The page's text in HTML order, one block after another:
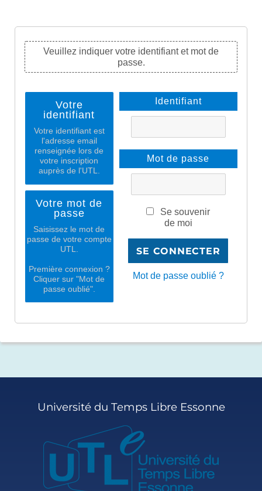
Veuillez indiquer votre identifiant et mot de
passe.
Votre
identifiant
Votre identifiant est
l'adresse email
renseignée lors de
votre inscription
auprès de l'UTL.
Votre mot de
passe
Saisissez le mot de
passe de votre compte
UTL.
Première connexion ?
Cliquer sur "Mot de
passe oublié".
Identifiant
Mot de passe
Se souvenir
de moi
Mot de passe oublié ?
Université du Temps Libre Essonne